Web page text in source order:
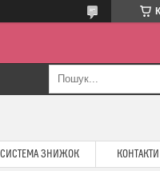
СИСТЕМА ЗНИЖОК КОНТАКТИ